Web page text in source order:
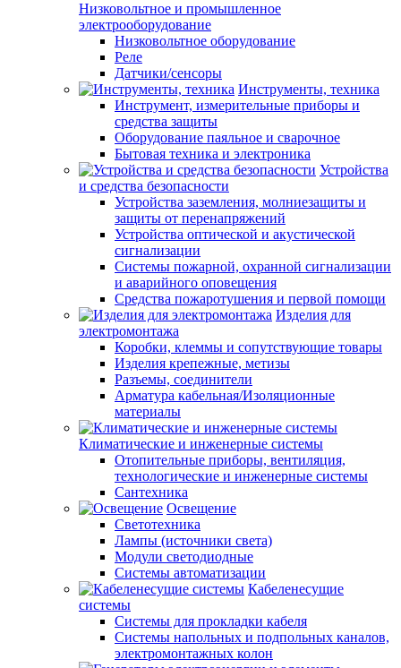
Низковольтное и промышленное
электрооборудование
Низковольтное оборудование
Реле
Датчики/сенсоры
Инструменты, техника
Инструмент, измерительные приборы и
средства защиты
Оборудование паяльное и сварочное
Бытовая техника и электроника
Устройства
и средства безопасности
Устройства заземления, молниезащиты и
защиты от перенапряжений
Устройства оптической и акустической
сигнализации
Системы пожарной, охранной сигнализации
и аварийного оповещения
Средства пожаротушения и первой помощи
Изделия для
электромонтажа
Коробки, клеммы и сопутствующие товары
Изделия крепежные, метизы
Разъемы, соединители
Арматура кабельная/Изоляционные
материалы
Климатические и инженерные системы
Отопительные приборы, вентиляция,
технологические и инженерные системы
Сантехника
Освещение
Светотехника
Лампы (источники света)
Модули светодиодные
Системы автоматизации
Кабеленесущие
системы
Системы для прокладки кабеля
Системы напольных и подпольных каналов,
электромонтажных колон